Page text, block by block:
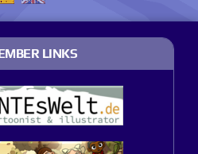
LINKS